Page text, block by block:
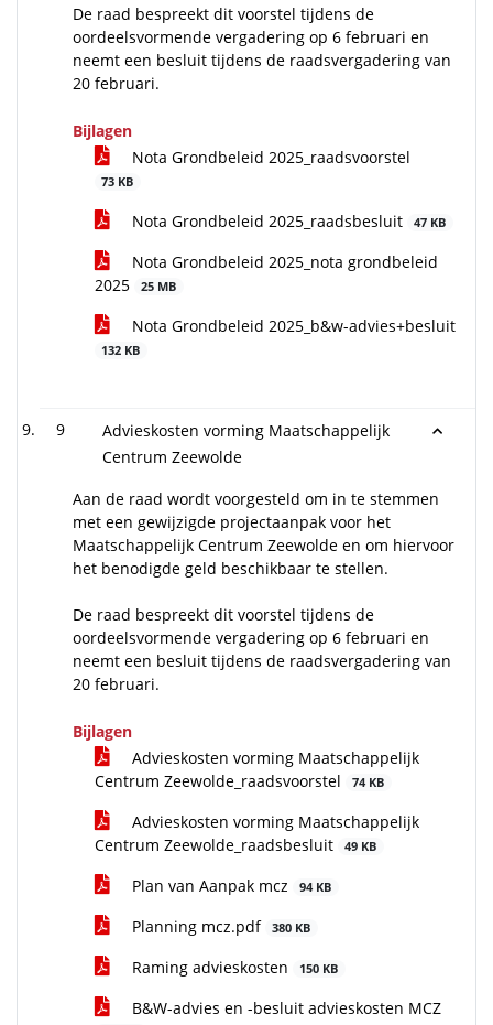
De raad bespreekt dit voorstel tijdens de
oordeelsvormende vergadering op 6 februari en
neemt een besluit tijdens de raadsvergadering van
20 februari.
Bijlagen
Nota Grondbeleid 2025_raadsvoorstel
73 KB
Nota Grondbeleid 2025_raadsbesluit 47 KB
Nota Grondbeleid 2025_nota grondbeleid
2025
25 MB
Nota Grondbeleid 2025_b&w-advies+besluit
132 KB
9
Advieskosten vorming Maatschappelijk
Centrum Zeewolde
Aan de raad wordt voorgesteld om in te stemmen
met een gewijzigde projectaanpak voor het
Maatschappelijk Centrum Zeewolde en om hiervoor
het benodigde geld beschikbaar te stellen.
De raad bespreekt dit voorstel tijdens de
oordeelsvormende vergadering op 6 februari en
neemt een besluit tijdens de raadsvergadering van
20 februari.
Bijlagen
Advieskosten vorming Maatschappelijk
Centrum Zeewolde_raadsvoorstel
74 KB
Advieskosten vorming Maatschappelijk
Centrum Zeewolde_raadsbesluit
49 KB
Plan van Aanpak mcz 94 KB
Planning mcz.pdf 380 KB
Raming advieskosten 150 KB
B&W-advies en -besluit advieskosten MCZ